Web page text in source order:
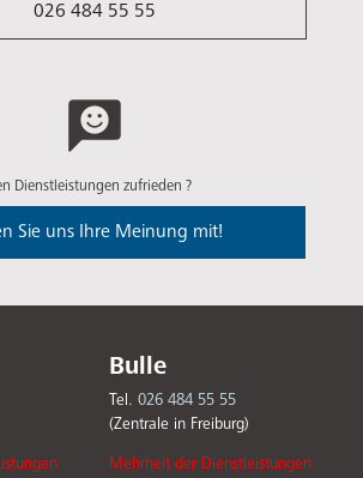
026 484 55 55
Dienstleistungen zufrieden ?
Sie uns Ihre Meinung mit!
Bulle
Tel. 026 484 55 55
(Zentrale in Freiburg)
Mehrheit der Dienstleistungen